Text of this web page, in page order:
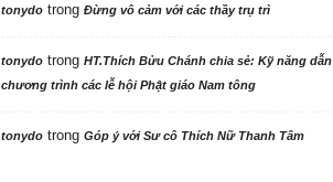
tonydotrong Đừng vô cảm với các thầy trụ trì
tonydotrong HT.Thích Bửu Chánh chia sẻ: Kỹ năng dẫn
chương trình các lễ hội Phật giáo Nam tông
tonydotrong Góp ý với Sư cô Thích Nữ Thanh Tâm